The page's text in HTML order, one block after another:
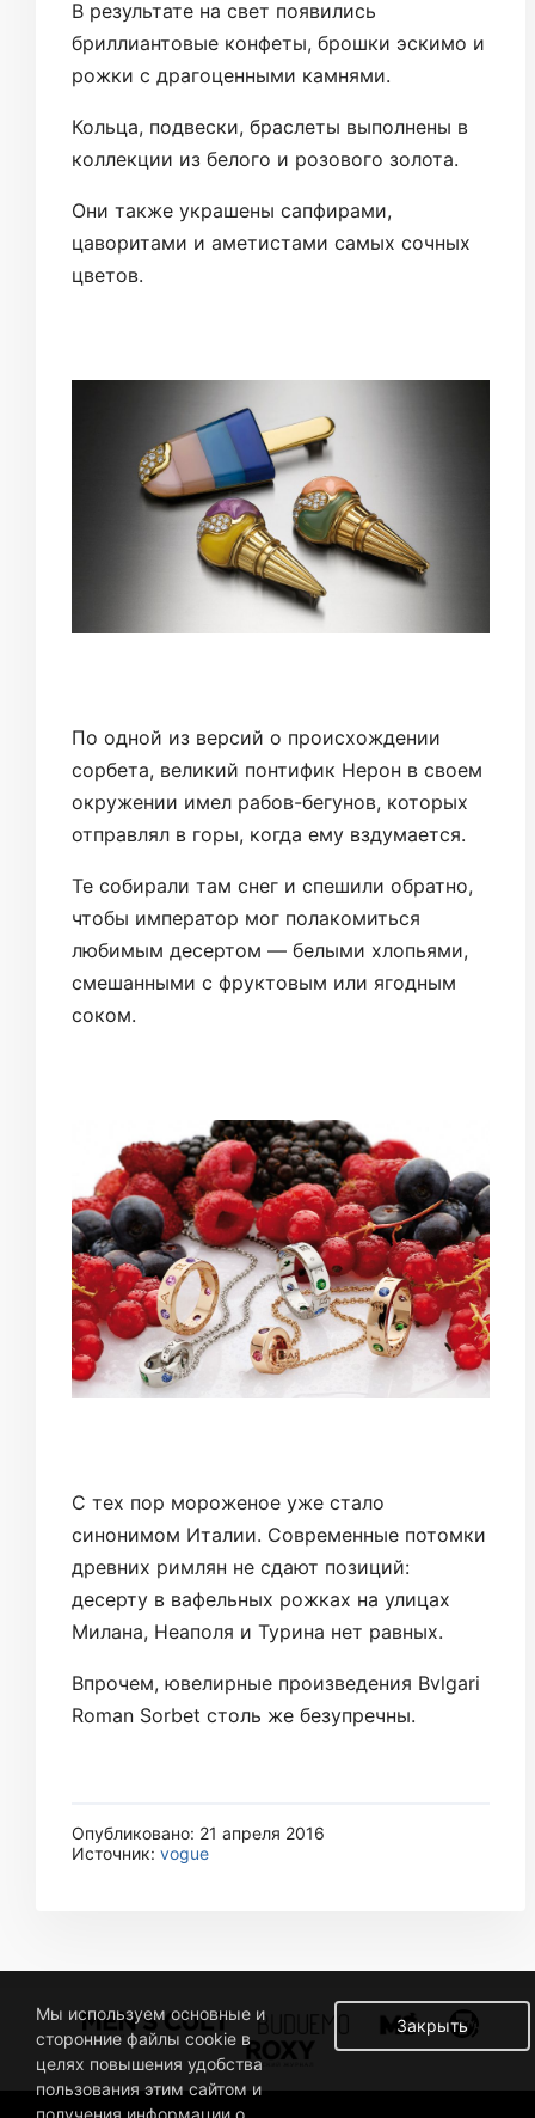
В результате на свет появились
бриллиантовые конфеты, брошки эскимо и
рожки с драгоценными камнями.
Кольца, подвески, браслеты выполнены в
коллекции из белого и розового золота.
Они также украшены сапфирами,
цаворитами и аметистами самых сочных
цветов.
По одной из версий о происхождении
сорбета, великий понтифик Нерон в своем
окружении имел рабов-бегунов, которых
отправлял в горы, когда ему вздумается.
Те собирали там снег и спешили обратно,
чтобы император мог полакомиться
любимым десертом — белыми хлопьями,
смешанными с фруктовым или ягодным
соком.
C тех пор мороженое уже стало
синонимом Италии. Современные потомки
древних римлян не сдают позиций:
десерту в вафельных рожках на улицах
Милана, Неаполя и Турина нет равных.
Впрочем, ювелирные произведения Bvlgari
Roman Sorbet столь же безупречны.
Опубликовано: 21 апреля 2016
Источник: vogue
Закрыть
Мы используем основные и
сторонние файлы cookie в
целях повышения удобства
пользования этим сайтом и
получения информации о